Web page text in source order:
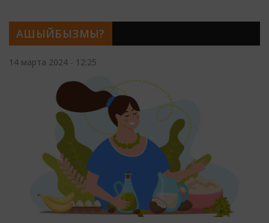
АШЫЙБЫЗМЫ?
14 марта 2024 - 12:25